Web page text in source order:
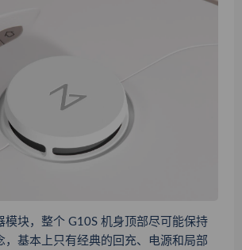
模块，整个 G10S 机身顶部尽可能保持
，基本上只有经典的回充、电源和局部